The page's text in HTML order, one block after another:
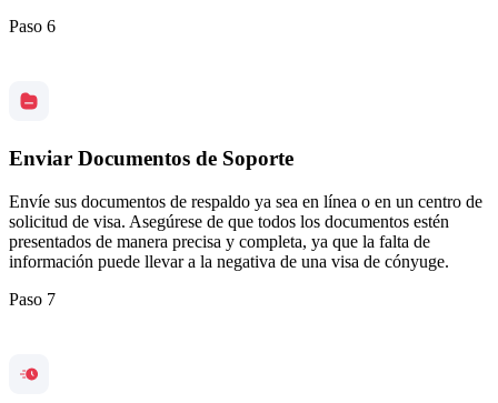
Paso 6
Enviar Documentos de Soporte
Envíe sus documentos de respaldo ya sea en línea o en un centro de
solicitud de visa. Asegúrese de que todos los documentos estén
presentados de manera precisa y completa, ya que la falta de
información puede llevar a la negativa de una visa de cónyuge.
Paso 7